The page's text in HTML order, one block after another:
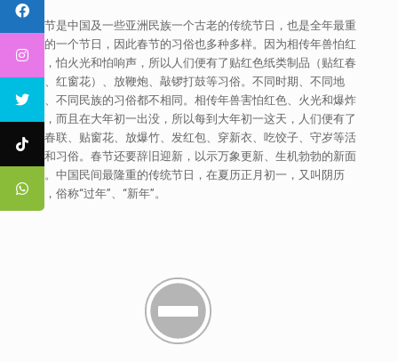
春节是中国及一些亚洲民族一个古老的传统节日，也是全年最重
要的一个节日，因此春节的习俗也多种多样。因为相传年兽怕红
色，怕火光和怕响声，所以人们便有了贴红色纸类制品（贴红春
联、红窗花）、放鞭炮、敲锣打鼓等习俗。不同时期、不同地
区、不同民族的习俗都不相同。相传年兽害怕红色、火光和爆炸
声，而且在大年初一出没，所以每到大年初一这天，人们便有了
贴春联、贴窗花、放爆竹、发红包、穿新衣、吃饺子、守岁等活
动和习俗。春节还要辞旧迎新，以示万象更新、生机勃勃的新面
貌。中国民间最隆重的传统节日，在夏历正月初一，又叫阴历
年，俗称“过年”、“新年”。